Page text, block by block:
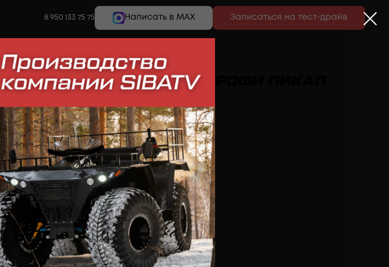
8 950 133 75 75 Написать в MAX Записаться на тест-драйв
Снегоболотоход СВ-418 ПРОФИ ПИКАП
Сибирские Вездеходы
2840000,00 р.
Заказать вездеход
1. Двигатель Honda R20 А б/у
2. АКПП 5 передач б/у
3. Раздаточная коробка БТР-60 б/у
4. Длинная база +55 см.
5. Кузов ПИКАП